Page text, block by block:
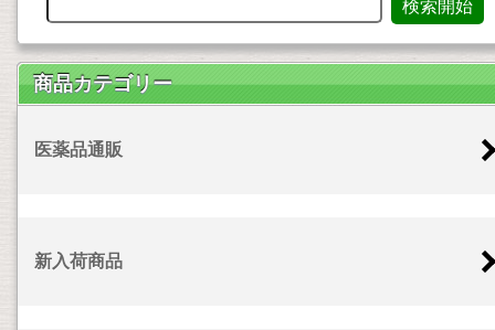
商品カテゴリー
医薬品通販
新入荷商品